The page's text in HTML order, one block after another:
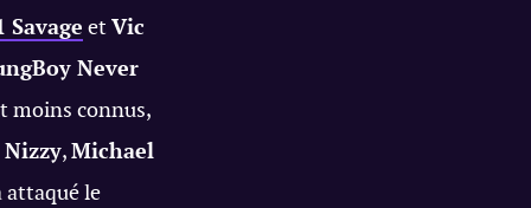
Savage et Vic
Never
moins connus,
,Michael
attaqué le